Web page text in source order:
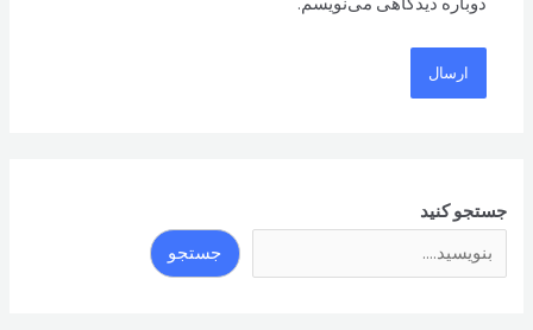
جستجو کنید
جستجو